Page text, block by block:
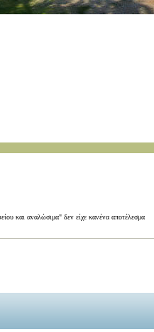
και αναλώσιμα" δεν είχε κανένα αποτέλεσμα